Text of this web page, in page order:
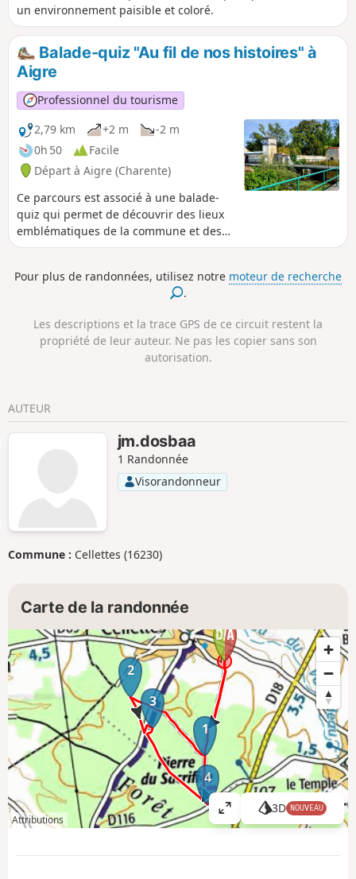
un environnement paisible et coloré.
Balade-quiz "Au fil de nos histoires" à
Aigre
Professionnel du tourisme
2,79 km
+2 m
-2 m
0h 50
Facile
Départ à Aigre (Charente)
Ce parcours est associé à une balade-
quiz qui permet de découvrir des lieux
emblématiques de la commune et des
informations sur son histoire et son
l'affiche Au fil de nos histoires, au point
d'info touristique à côté de la mairie, et
jeu (gratuit, pas d'inscription ni
d'application à télécharger). Vous
pouvez choisir le parcours "adulte" ou le
de 6 à 11 ans). La description ci-dessous
fait uniquement référence au parcours
Pour plus de randonnées, utilisez notre moteur de recherche
.
Les descriptions et la trace GPS de ce circuit restent la
propriété de leur auteur. Ne pas les copier sans son
autorisation.
AUTEUR
jm.dosbaa
1 Randonnée
Visorandonneur
Commune : Cellettes (16230)
Carte de la randonnée
1
2
3
4
Attributions
A
ff
3D NOUVEAU